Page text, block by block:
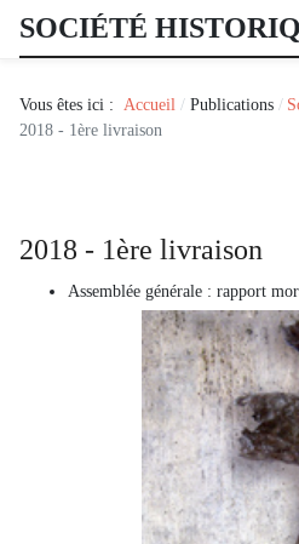
SOCIÉTÉ
Vous êtes ici : Accueil Publications
2018 - 1ère livraison
2018 - 1ère livraison
Assemblée générale : rapport